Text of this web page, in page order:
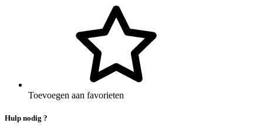
Toevoegen aan favorieten
Hulp nodig ?